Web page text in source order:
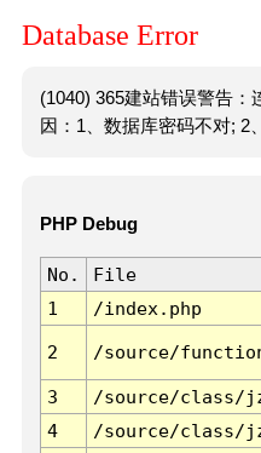
Database Error
(1040) 365建站错误警告：
因：1、数据库密码不对; 2
PHP Debug
No. File
1
/index.php
2 /source/
3 /source/class/
4
/source/class/